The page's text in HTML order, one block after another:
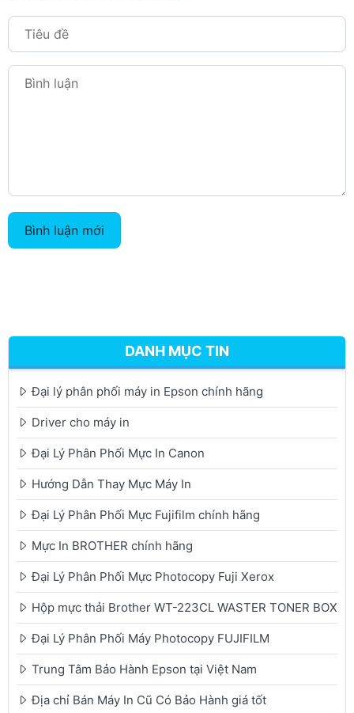
Bình luận mới
DANH MỤC TIN
Đại lý phân phối máy in Epson chính hãng
Driver cho máy in
Đại Lý Phân Phối Mực In Canon
Hướng Dẫn Thay Mực Máy In
Đại Lý Phân Phối Mực Fujifilm chính hãng
Mực In BROTHER chính hãng
Đại Lý Phân Phối Mực Photocopy Fuji Xerox
Hộp mực thải Brother WT-223CL WASTER TONER BOX
Đại Lý Phân Phối Máy Photocopy FUJIFILM
Trung Tâm Bảo Hành Epson tại Việt Nam
Địa chỉ Bán Máy In Cũ Có Bảo Hành giá tốt